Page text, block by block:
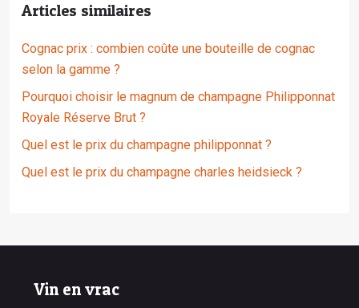
Articles similaires
Cognac prix : combien coûte une bouteille de cognac
selon la gamme ?
Pourquoi choisir le magnum de champagne Philipponnat
Royale Réserve Brut ?
Quel est le prix du champagne philipponnat ?
Quel est le prix du champagne charles heidsieck ?
Vin en vrac